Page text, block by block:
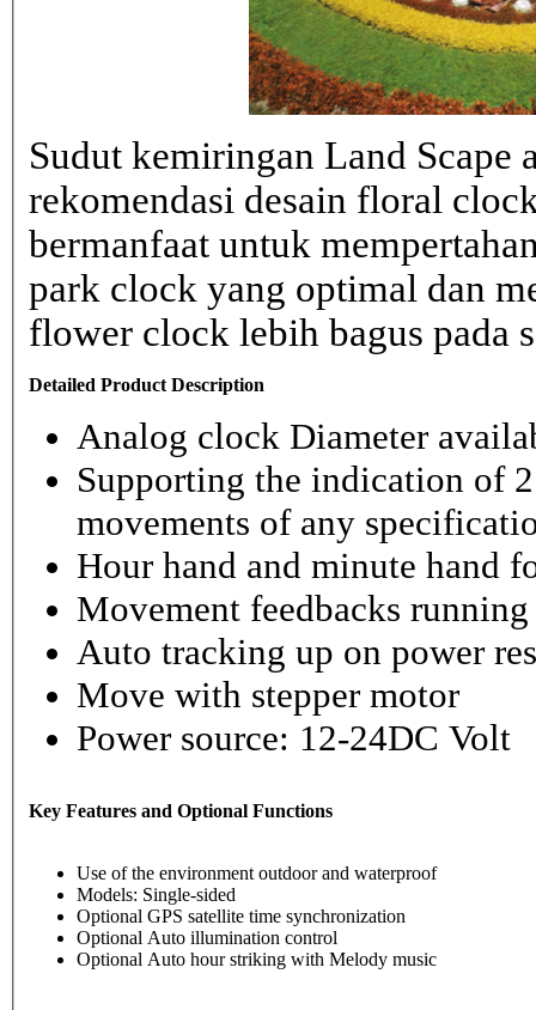
Sudut kemiringan Land Scape
rekomendasi desain floral
bermanfaat untuk
park clock yang optimal dan
flower clock lebih bagus pada
Detailed Product Description
Analog clock Diameter
Supporting the indication of
movements of any
Hour hand and minute hand
Movement feedbacks
Auto tracking up on power
Move with stepper motor
Power source: 12-24DC Volt
Key Features and Optional Functions
Use of the environment outdoor and waterproof
Models: Single-sided
Optional GPS satellite time synchronization
Optional Auto illumination control
Optional Auto hour striking with Melody music